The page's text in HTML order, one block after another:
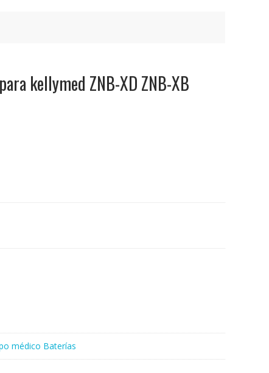
kellymed ZNB-XD ZNB-XB
médico Baterías